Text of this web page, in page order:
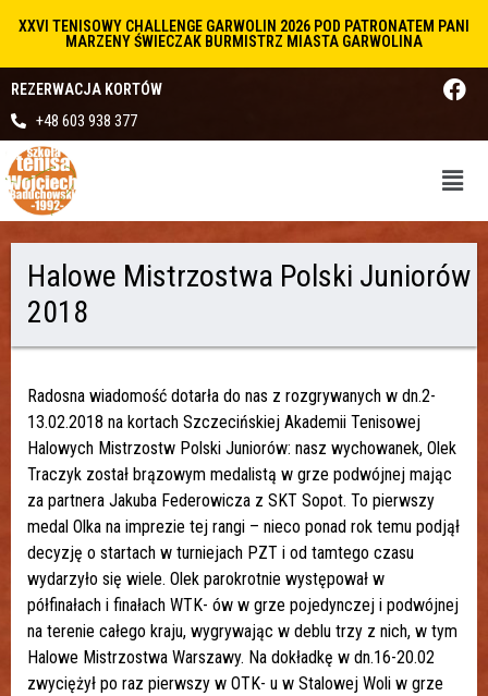
XXVI TENISOWY CHALLENGE GARWOLIN 2026 POD PATRONATEM PANI
MARZENY ŚWIECZAK BURMISTRZ MIASTA GARWOLINA
REZERWACJA KORTÓW
+48 603 938 377
Halowe Mistrzostwa Polski Juniorów
2018
Radosna wiadomość dotarła do nas z rozgrywanych w dn.2-
13.02.2018 na kortach Szczecińskiej Akademii Tenisowej
Halowych Mistrzostw Polski Juniorów: nasz wychowanek, Olek
Traczyk został brązowym medalistą w grze podwójnej mając
za partnera Jakuba Federowicza z SKT Sopot. To pierwszy
medal Olka na imprezie tej rangi – nieco ponad rok temu podjął
decyzję o startach w turniejach PZT i od tamtego czasu
wydarzyło się wiele. Olek parokrotnie występował w
półfinałach i finałach WTK- ów w grze pojedynczej i podwójnej
na terenie całego kraju, wygrywając w deblu trzy z nich, w tym
Halowe Mistrzostwa Warszawy. Na dokładkę w dn.16-20.02
zwyciężył po raz pierwszy w OTK- u w Stalowej Woli w grze